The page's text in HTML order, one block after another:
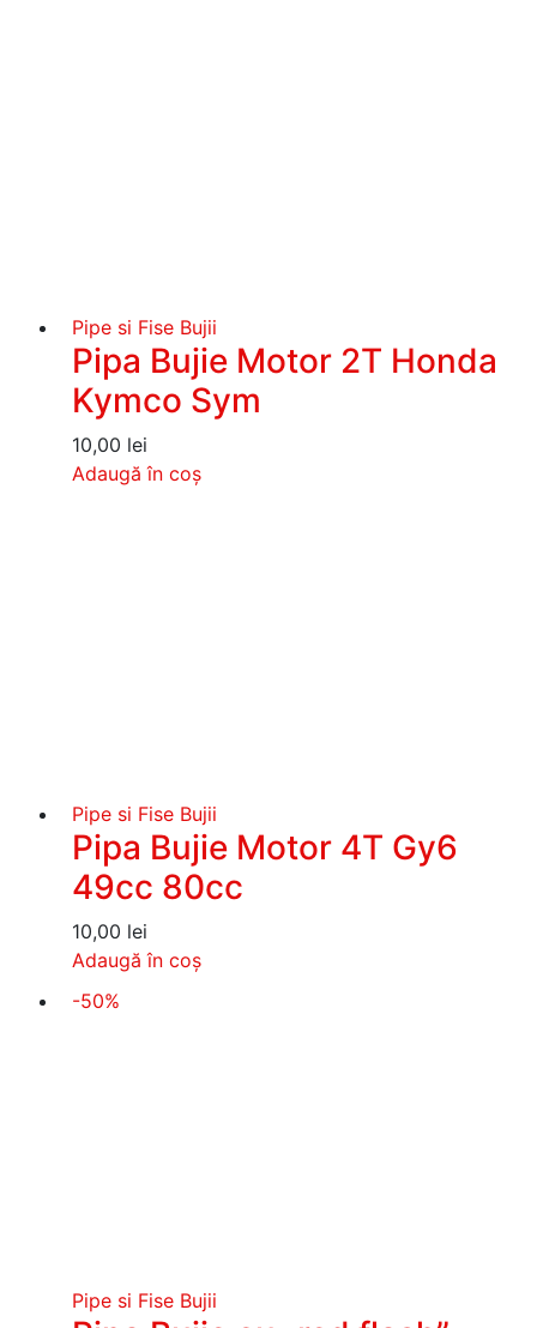
Pipe si Fise Bujii
Pipa Bujie Motor 2T Honda
Kymco Sym
10,00 lei
Adaugă în coș
Pipe si Fise Bujii
Pipa Bujie Motor 4T Gy6
49cc 80cc
10,00 lei
Adaugă în coș
-50%
Pipe si Fise Bujii